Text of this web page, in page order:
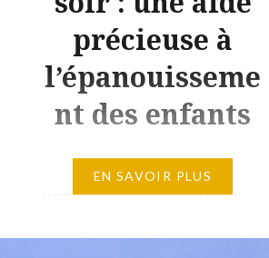
précieuse à
l’épanouisseme
nt des enfants
Sabrina Feret Hubert est
hypnopraticienne. Elle a testé
pour aider les enfants à
EN SAVOIR PLUS